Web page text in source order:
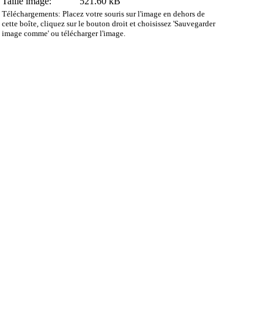
Téléchargements: Placez votre souris sur l'image en dehors de
cette boîte, cliquez sur le bouton droit et choisissez 'Sauvegarder
image comme' ou télécharger l'image.